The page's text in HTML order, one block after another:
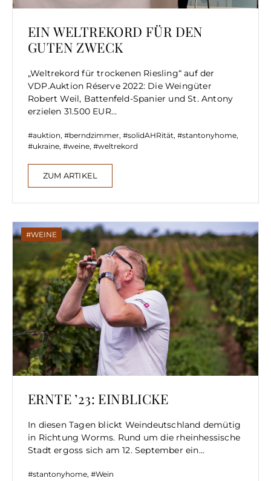
EIN WELTREKORD FÜR DEN
GUTEN ZWECK
„Weltrekord für trockenen Riesling“ auf der
VDP.Auktion Réserve 2022: Die Weingüter
Robert Weil, Battenfeld-Spanier und St. Antony
erzielen 31.500 EUR...
auktion, berndzimmer, solidAHRität, stantonyhome,
ukraine, weine, weltrekord
ZUM ARTIKEL
WEINE
ERNTE ’23: EINBLICKE
In diesen Tagen blickt Weindeutschland demütig
in Richtung Worms. Rund um die rheinhessische
Stadt ergoss sich am 12. September ein...
stantonyhome, Wein